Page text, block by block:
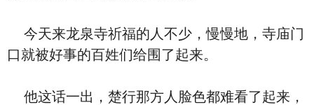
今天来龙泉寺祈福的人不少，慢慢地，寺庙门
口就被好事的百姓们给围了起来。
他这话一出，楚行那方人脸色都难看了起来，